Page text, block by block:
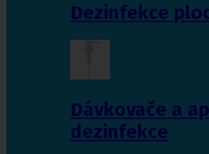
Dezinfekce
Dávkovače a
dezinfekce